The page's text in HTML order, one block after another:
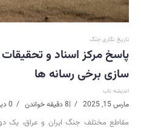
تاریخ نگاری جنگ
پاسخ مرکز اسناد و
سازی برخی رسانه ها
اندیشه ناب
مارس 15, 2025 |8 دقیقه خواندن 0 دیدگاه
مقاطع مختلف جنگ ایران و عراق، یک